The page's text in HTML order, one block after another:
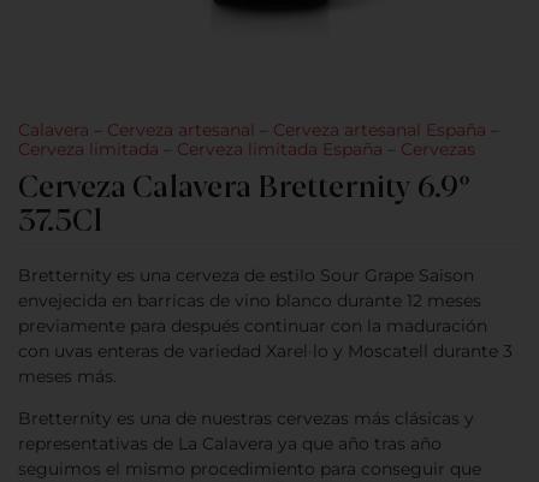
Calavera Cerveza artesanal Cerveza artesanal España
Cerveza limitada
Cerveza limitada España Cervezas
Cerveza Calavera Bretternity 6.9º
37.5Cl
Bretternity es una cerveza de estilo Sour Grape Saison
envejecida en barricas de vino blanco durante 12 meses
previamente para después continuar con la maduración
con uvas enteras de variedad Xarel·lo y Moscatell durante 3
meses más.
Bretternity es una de nuestras cervezas más clásicas y
representativas de La Calavera ya que año tras año
seguimos el mismo procedimiento para conseguir que